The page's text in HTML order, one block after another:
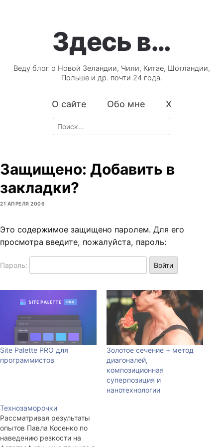
Здесь в…
Веду блог о Новой Зеландии, Чили, Китае, Шотландии,
Польше и др. почти 24 года.
О сайте Обо мне X
Search
for:
Защищено: Добавить в
закладки?
21 АПРЕЛЯ 2006
Это содержимое защищено паролем. Для его
просмотра введите, пожалуйста, пароль:
Пароль:
Site Palette PRO для
программистов
Золотое сечение + метод
диагоналей,
композиционная
суперпозиция и
нанотехнологии
Технозаморочки
Рассматривая результаты
опытов Павла Косенко по
наведению резкости на